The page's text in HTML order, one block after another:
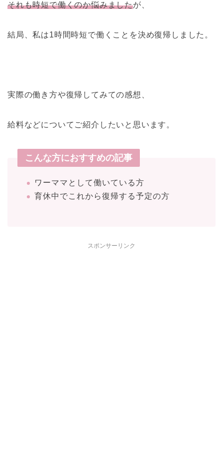
それも時短で働くのか悩みましたが、
結局、私は1時間時短で働くことを決め復帰しました。
実際の働き方や復帰してみての感想、
給料などについてご紹介したいと思います。
こんな方におすすめの記事
ワーママとして働いている方
育休中でこれから復帰する予定の方
スポンサーリンク